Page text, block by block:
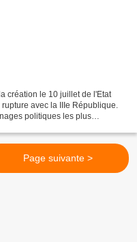
création le 10 juillet de l'Etat
avec la IIIe République.
politiques les plus
Page suivante >